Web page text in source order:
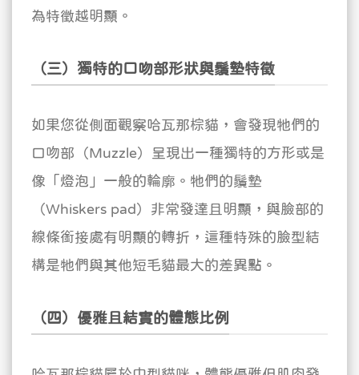
為特徵越明顯。
（三）獨特的口吻部形狀與鬚墊特徵
如果您從側面觀察哈瓦那棕貓，會發現牠們的
口吻部（Muzzle）呈現出一種獨特的方形或是
像「燈泡」一般的輪廓。牠們的鬚墊
（Whiskers pad）非常發達且明顯，與臉部的
線條銜接處有明顯的轉折，這種特殊的臉型結
構是牠們與其他短毛貓最大的差異點。
（四）優雅且結實的體態比例